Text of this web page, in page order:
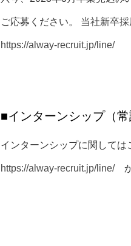
ご応募ください。 当社新卒採
https://alway-recruit.jp/line/
■インターンシップ（常
インターンシップに関しては
https://alway-recruit.jp/line/か